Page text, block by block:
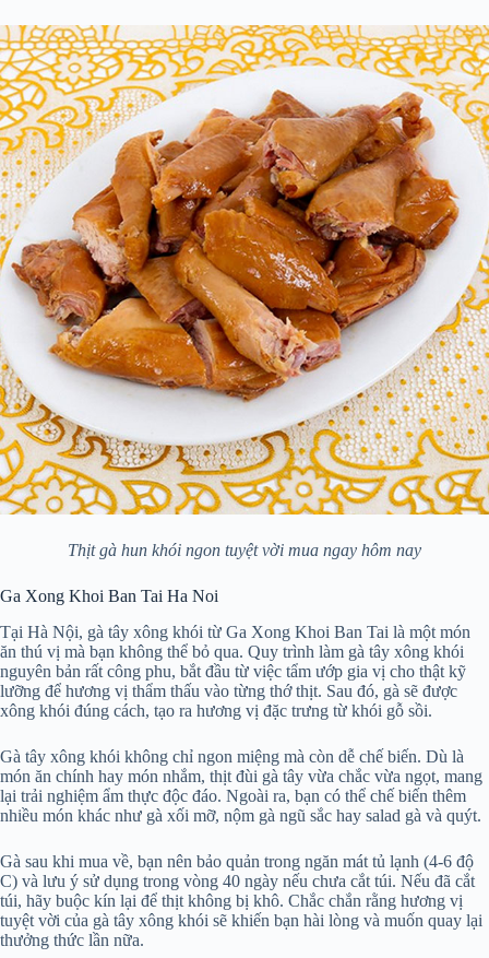
Thịt gà hun khói ngon tuyệt vời mua ngay hôm nay
Ga Xong Khoi Ban Tai Ha Noi
Tại Hà Nội, gà tây xông khói từ Ga Xong Khoi Ban Tai là một món
ăn thú vị mà bạn không thể bỏ qua. Quy trình làm gà tây xông khói
nguyên bản rất công phu, bắt đầu từ việc tẩm ướp gia vị cho thật kỹ
lưỡng để hương vị thẩm thấu vào từng thớ thịt. Sau đó, gà sẽ được
xông khói đúng cách, tạo ra hương vị đặc trưng từ khói gỗ sồi.
Gà tây xông khói không chỉ ngon miệng mà còn dễ chế biến. Dù là
món ăn chính hay món nhắm, thịt đùi gà tây vừa chắc vừa ngọt, mang
lại trải nghiệm ẩm thực độc đáo. Ngoài ra, bạn có thể chế biến thêm
nhiều món khác như gà xối mỡ, nộm gà ngũ sắc hay salad gà và quýt.
Gà sau khi mua về, bạn nên bảo quản trong ngăn mát tủ lạnh (4-6 độ
C) và lưu ý sử dụng trong vòng 40 ngày nếu chưa cắt túi. Nếu đã cắt
túi, hãy buộc kín lại để thịt không bị khô. Chắc chắn rằng hương vị
tuyệt vời của gà tây xông khói sẽ khiến bạn hài lòng và muốn quay lại
thưởng thức lần nữa.